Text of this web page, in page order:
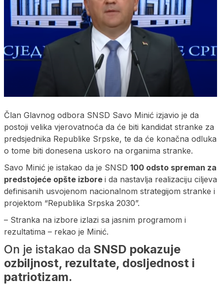
Član Glavnog odbora SNSD Savo Minić izjavio je da
postoji velika vjerovatnoća da će biti kandidat stranke za
predsjednika Republike Srpske, te da će konačna odluka
o tome biti donesena uskoro na organima stranke.
Savo Minić je istakao da je SNSD 100 odsto spreman za
predstojeće opšte izbore i da nastavlja realizaciju ciljeva
definisanih usvojenom nacionalnom strategijom stranke i
projektom “Republika Srpska 2030”.
– Stranka na izbore izlazi sa jasnim programom i
rezultatima – rekao je Minić.
On je istakao da SNSD pokazuje
ozbiljnost, rezultate, dosljednost i
patriotizam.